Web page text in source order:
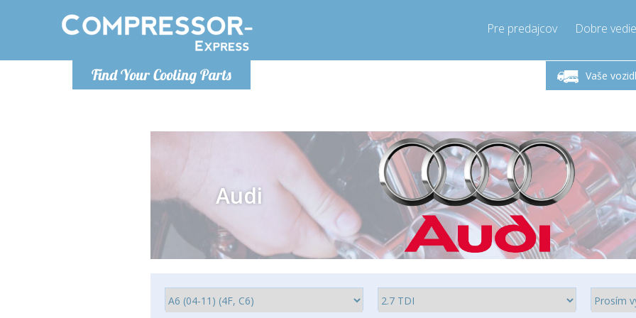
Find Your Cooling Parts
Pre predajcov Dobre
Vaše
Pondelok-Piatok 9-17h
Zavolajte teraz!
+421905357897
Audi